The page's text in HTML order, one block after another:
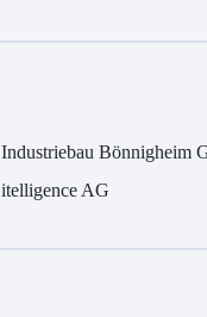
Industriebau Bönnigheim
itelligence AG